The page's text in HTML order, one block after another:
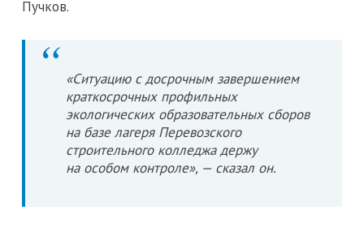
Пучков.
«Ситуацию с досрочным завершением
краткосрочных профильных
экологических образовательных сборов
на базе лагеря Перевозского
строительного колледжа держу
на особом контроле», — сказал он.